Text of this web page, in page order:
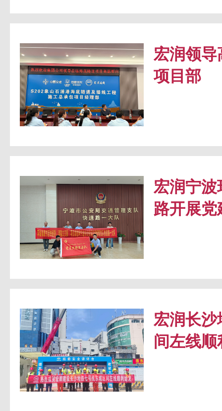
宏润领
项目部
宏润宁
路开展
宏润长
间左线顺